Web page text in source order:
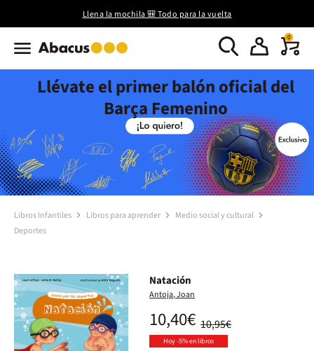
Llena la mochila 🎒 Todo para la vuelta
0
Llévate el primer balón oficial del
Barça Femenino
Libros Infantiles Libros para aprender
Medio social y cultural
Deportes
Natación
Antoja, Joan
10,95€
10,40€
Hoy -5% en libros